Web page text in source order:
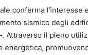
conferma
sismico degli
Attraverso il pieno
energetica,